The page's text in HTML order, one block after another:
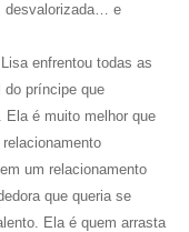
desvalorizada… e
enfrentou todas as
do príncipe que
Ela é muito melhor que
um relacionamento
que queria se
Ela é quem arrasta